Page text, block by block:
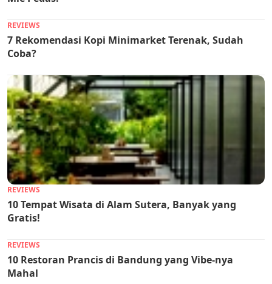
REVIEWS
7 Rekomendasi Kopi Minimarket Terenak, Sudah
Coba?
REVIEWS
10 Tempat Wisata di Alam Sutera, Banyak yang
Gratis!
REVIEWS
10 Restoran Prancis di Bandung yang Vibe-nya
Mahal